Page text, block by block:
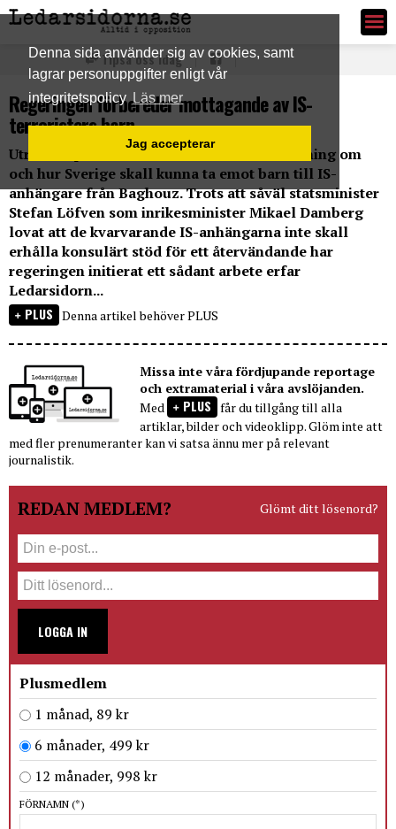
Denna sida använder sig av cookies, samt
lagrar personuppgifter enligt vår
integritetspolicy Läs mer
Jag accepterar
Ledarsidorna.se
Tipsa oss idag
Regeringen förbereder mottagande av IS-
terroristers barn
Utrikesdepartementet har initierat en utredning om
och hur Sverige skall kunna ta emot barn till IS-
anhängare från Baghouz. Trots att såväl statsminister
Stefan Löfven som inrikesminister Mikael Damberg
lovat att de kvarvarande IS-anhängarna inte skall
erhålla konsulärt stöd för ett återvändande har
regeringen initierat ett sådant arbete erfar
Ledarsidorn...
PLUS Denna artikel behöver PLUS
Missa inte våra fördjupande reportage
och extramaterial i våra avslöjanden.
Med
PLUS får du tillgång till alla
artiklar, bilder och videoklipp. Glöm inte att
med fler prenumeranter kan vi satsa ännu mer på relevant
journalistik.
REDAN MEDLEM? Glömt ditt lösenord?
LOGGA IN
Plusmedlem
1 månad, 89 kr
6 månader, 499 kr
12 månader, 998 kr
FÖRNAMN (*)